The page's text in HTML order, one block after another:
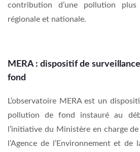
contribution d’une pollution
régionale et nationale.
MERA : dispositif de
fond
L’observatoire MERA est un
pollution de fond instauré au
l’initiative du Ministère en charge
l’Agence de l’Environnement et de